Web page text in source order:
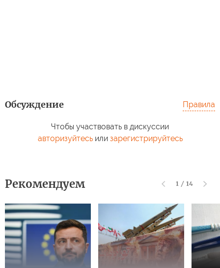
Обсуждение Правила
Чтобы участвовать в дискуссии
авторизуйтесьили зарегистрируйтесь
Рекомендуем 1 / 14